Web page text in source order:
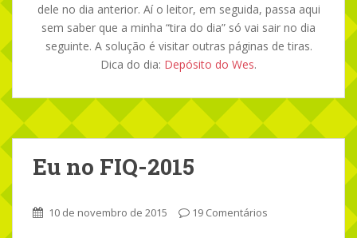
dele no dia anterior. Aí o leitor, em seguida, passa aqui
sem saber que a minha “tira do dia” só vai sair no dia
seguinte. A solução é visitar outras páginas de tiras.
Dica do dia: Depósito do Wes.
Eu no FIQ-2015
10 de novembro de 2015 19 Comentários